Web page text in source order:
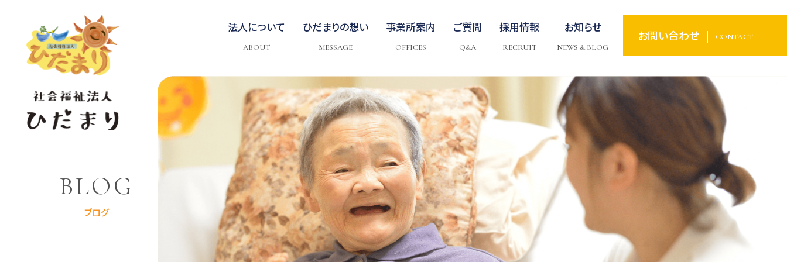
法人について
ABOUT
ひだまりの想い
MESSAGE
事業所案内
OFFICES
ご質問
Q&A
採用情報
RECRUIT
お知らせ
NEWS & BLOG
お問い合わせ CONTACT
BLOG
ブログ